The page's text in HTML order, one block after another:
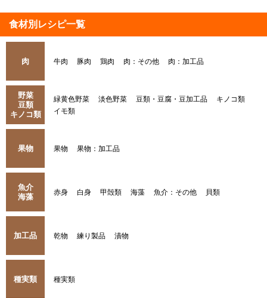
食材別レシピ一覧
肉 牛肉 豚肉 鶏肉 肉：その他 肉：加工品
野菜
豆類
キノコ類
緑黄色野菜 淡色野菜 豆類・豆腐・豆加工品
キノコ類
イモ類
果物 果物 果物：加工品
魚介
海藻
赤身 白身 甲殻類 海藻 魚介：その他 貝類
加工品 乾物 練り製品 漬物
種実類 種実類